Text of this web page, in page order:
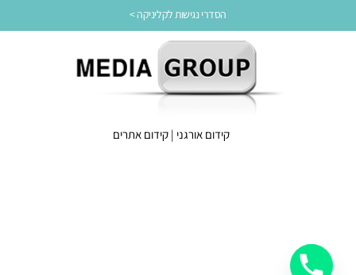
הסדרי נגישות לקליניקה >
קידום אורגני |קידום אתרים